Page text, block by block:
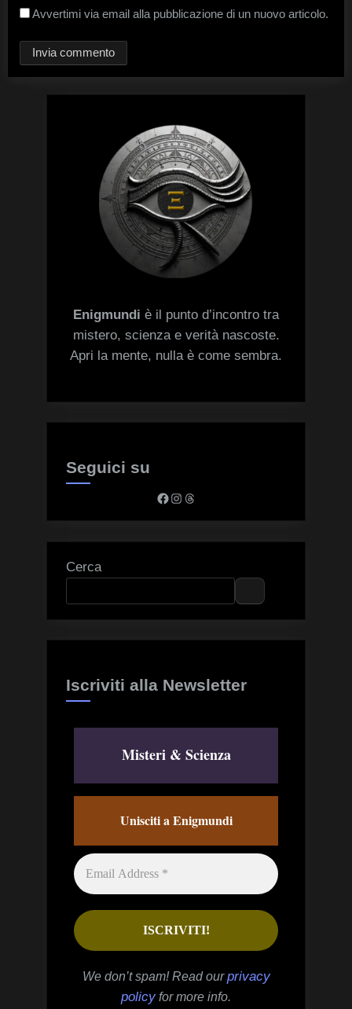
Avvertimi via email alla pubblicazione di un nuovo articolo.
Enigmundi è il punto d’incontro tra
mistero, scienza e verità nascoste.
Apri la mente, nulla è come sembra.
Seguici su
Facebook
Instagram
Threads
Cerca
Iscriviti alla Newsletter
Misteri & Scienza
Unisciti a Enigmundi
We don’t spam! Read ourprivacy
policyfor more info.